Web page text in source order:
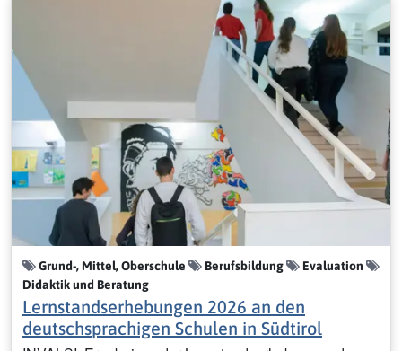
Grund-, Mittel, Oberschule Berufsbildung
Evaluation
Didaktik und Beratung
Lernstandserhebungen 2026 an den
deutschsprachigen Schulen in Südtirol